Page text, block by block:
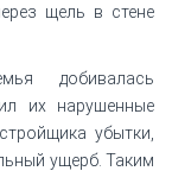
щель в стене
добивалась
их нарушенные
убытки,
ущерб. Таким